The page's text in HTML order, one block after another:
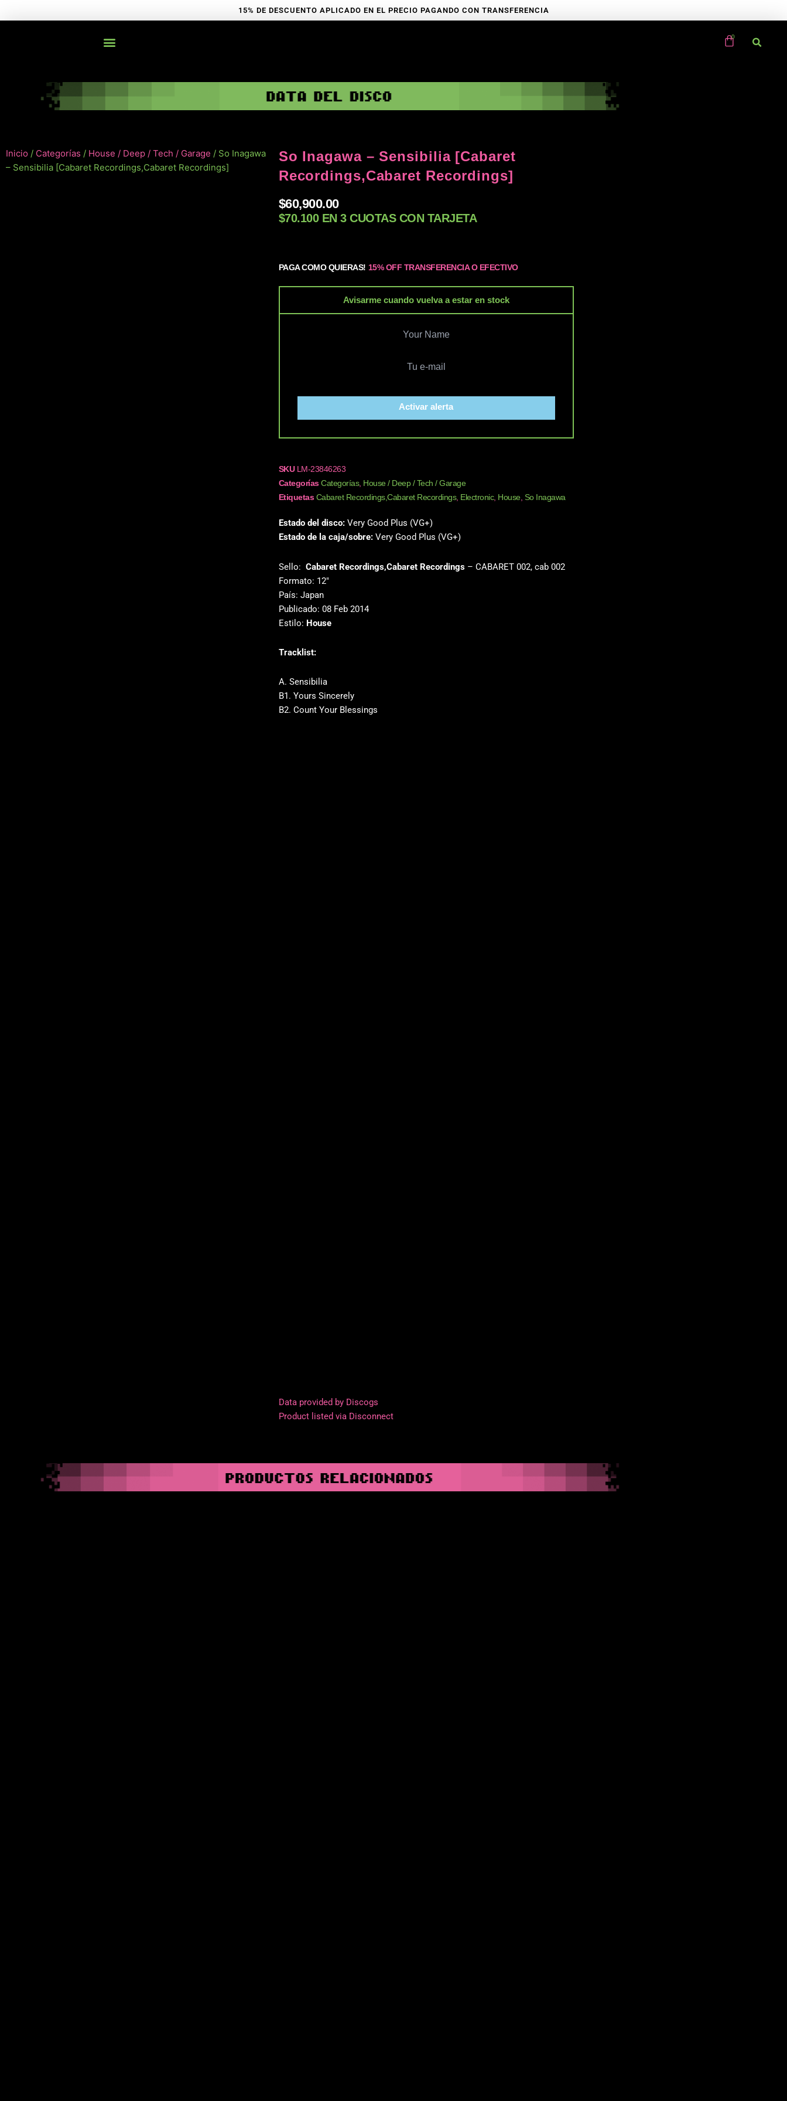
al
15% DE DESCUENTO APLICADO EN EL PRECIO PAGANDO CON TRANSFERENCIA
Inicio / Categorías / House / Deep / Tech / Garage / So Inagawa
– Sensibilia [Cabaret Recordings,Cabaret Recordings]
So Inagawa – Sensibilia [Cabaret
Recordings,Cabaret Recordings]
$60,900.00
$70.100 EN 3 CUOTAS CON TARJETA
PAGA COMO QUIERAS! 15% OFF TRANSFERENCIA O EFECTIVO
Avisarme cuando vuelva a estar en stock
Activar alerta
SKU LM-23846263
Categorías Categorías, House / Deep / Tech / Garage
Etiquetas Cabaret Recordings,Cabaret Recordings, Electronic, House, So Inagawa
Estado del disco:Very Good Plus (VG+)
Estado de la caja/sobre:Very Good Plus (VG+)
Sello: Cabaret Recordings,Cabaret Recordings‎– CABARET 002, cab 002
Formato: 12″
País: Japan
Publicado: 08 Feb 2014
Estilo: House
Tracklist:
A. Sensibilia
B1. Yours Sincerely
B2. Count Your Blessings
Data provided by Discogs
Product listed via Disconnect